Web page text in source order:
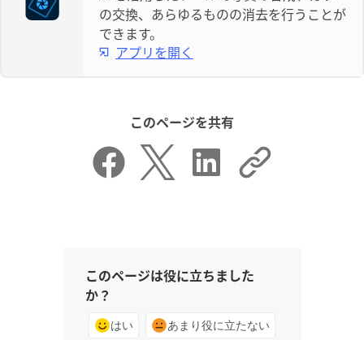
の交換、あらゆるものの消去を行うことが
できます。
アプリを開く
このページを共有
このページは役に立ちました
か？
はい あまり役に立たない